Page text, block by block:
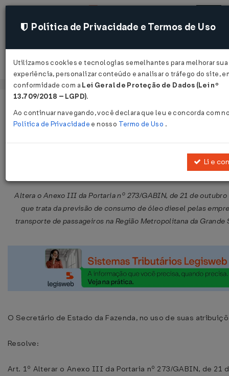
Acessar
Publicado no DOE - MA em 6 jul 2015
Altera o Anexo III da Portaria nº 273/GABIN, de 21 de outubro
que trata da previsão de consumo de óleo diesel pelas
transporte de passageiros na Região Metropolitana da Grande
O Secretário de Estado da Fazenda, no uso de suas
Resolve:
Art. 1º Alterar o Anexo III da Portaria nº 273/GABIN, de 21
Política de Privacidade e Termos de Uso
Utilizamos cookies e tecnologias semelhantes para melhorar sua
experiência, personalizar conteúdo e analisar o tráfego do site,
conformidade com a Lei Geral de Proteção de Dados (Lei nº
13.709/2018 – LGPD).
Ao continuar navegando, você declara que leu e concorda com
Política de Privacidade e nosso Termo de Uso .
Li e